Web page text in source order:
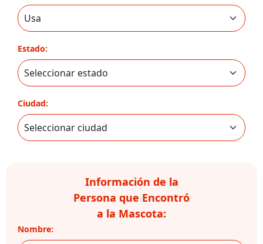
Estado:
Ciudad:
Información de la
Persona que Encontró
a la Mascota:
Nombre: